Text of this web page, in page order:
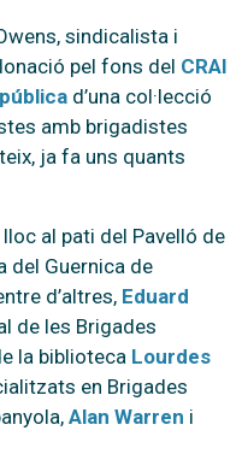
sindicalista i
pel fons del CRAI
d’una col·lecció
amb brigadistes
ja fa uns quants
al pati del Pavelló de
del Guernica de
d’altres, Eduard
de les Brigades
la biblioteca Lourdes
en Brigades
Alan Warren i